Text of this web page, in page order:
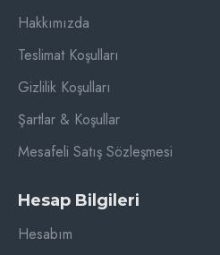
Hakkımızda
Teslimat Koşulları
Gizlilik Koşulları
Şartlar & Koşullar
Mesafeli Satış Sözleşmesi
Hesap Bilgileri
Hesabım